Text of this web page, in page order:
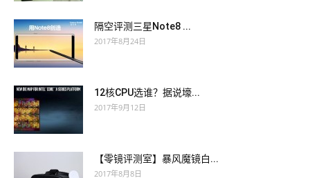
隔空评测三星Note8 ...
2017年8月24日
12核CPU选谁？据说壕...
2017年9月12日
【零镜评测室】暴风魔镜白...
2017年8月8日